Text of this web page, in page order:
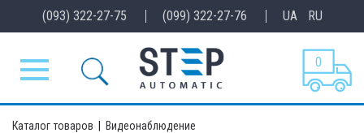
(093) 322-27-75 (099) 322-27-76 UA RU
0
Каталог товаров Видеонаблюдение